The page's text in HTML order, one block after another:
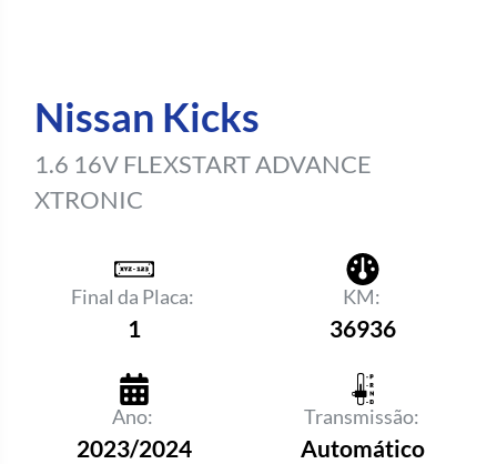
Nissan Kicks
1.6 16V FLEXSTART ADVANCE
XTRONIC
Final da Placa:
1
KM:
36936
Ano:
2023/2024
Transmissão:
Automático